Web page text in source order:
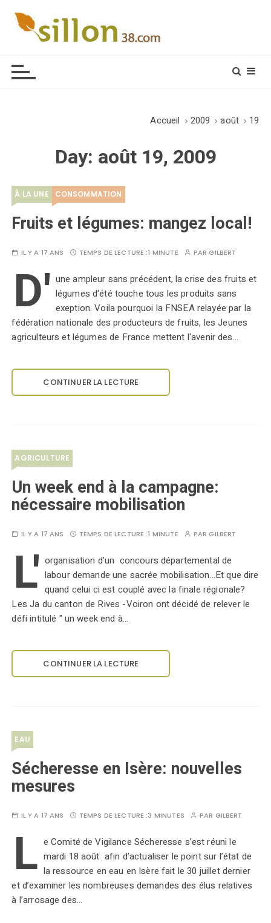
Accueil 2009 août 19
Day: août 19, 2009
À LA UNE CONSOMMATION
Fruits et légumes: mangez local!
IL Y A 17 ANS TEMPS DE LECTURE :1 MINUTE PARGILBERT
D' une ampleur sans précédent, la crise des fruits et
légumes d'été touche tous les produits sans
exeption. Voila pourquoi la FNSEA relayée par la
fédération nationale des producteurs de fruits, les Jeunes
agriculteurs et légumes de France mettent l'avenir des…
CONTINUER LA LECTURE
AGRICULTURE
Un week end à la campagne:
nécessaire mobilisation
IL Y A 17 ANS TEMPS DE LECTURE :1 MINUTE PARGILBERT
L' organisation d'un concours départemental de
labour demande une sacrée mobilisation...Et que dire
quand celui ci est couplé avec la finale régionale?
Les Ja du canton de Rives -Voiron ont décidé de relever le
défi intitulé " un week end à…
CONTINUER LA LECTURE
EAU
Sécheresse en Isère: nouvelles
mesures
IL Y A 17 ANS TEMPS DE LECTURE :3 MINUTES PAR GILBERT
L e Comité de Vigilance Sécheresse s’est réuni le
mardi 18 août afin d’actualiser le point sur l’état de
la ressource en eau en Isère fait le 30 juillet dernier
et d’examiner les nombreuses demandes des élus relatives
à l’arrosage des…